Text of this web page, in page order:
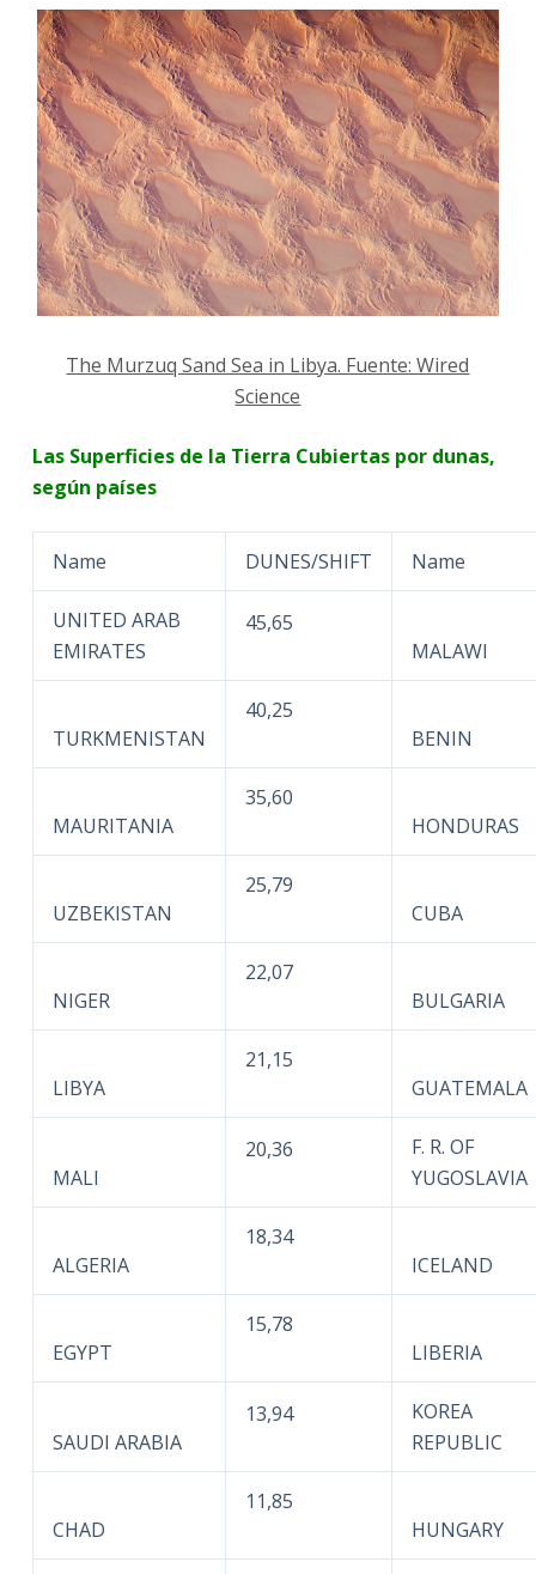
The Murzuq Sand Sea in Libya. Fuente: Wired
Science
Las Superficies de la Tierra Cubiertas por dunas,
según países
Name DUNES/SHIFT Name
UNITED ARAB
EMIRATES
45,65
MALAWI
TURKMENISTAN
40,25
BENIN
MAURITANIA
35,60
HONDURAS
UZBEKISTAN
25,79
CUBA
NIGER
22,07
BULGARIA
LIBYA
21,15
GUATEMALA
MALI
20,36
F. R. OF
YUGOSLAVIA
ALGERIA
18,34
ICELAND
EGYPT
15,78
LIBERIA
SAUDI ARABIA
13,94
KOREA
REPUBLIC
CHAD
11,85
HUNGARY